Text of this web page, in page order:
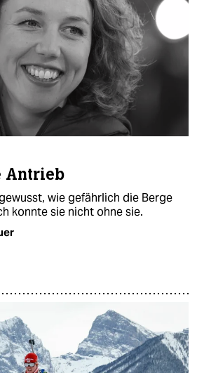
Antrieb
wie gefährlich die Berge
konnte sie nicht ohne sie.